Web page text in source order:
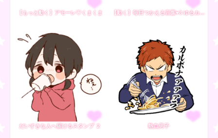
【もっと動く】アモーレ♡くまくま 【動く】毎日つかえる言葉♥3 ゆるカジ女子
だいすきな人へ届けるスタンプ ２ 熱血男子